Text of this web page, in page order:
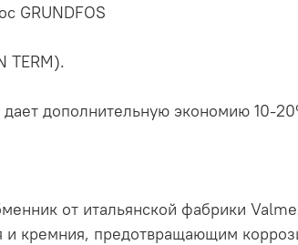
GRUNDFOS
TERM).
дополнительную экономию 10-
от итальянской фабрики
кремния, предотвращающим